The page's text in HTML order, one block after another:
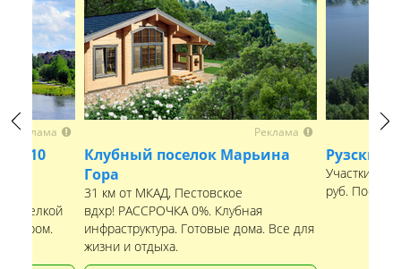
Previous
Реклама
от 10
отделкой
Реклама
Клубный поселок Марьина
Гора
31 км от МКАД, Пестовское
вдхр! РАССРОЧКА 0%. Клубная
инфраструктура. Готовые дома. Все для
жизни и отдыха.
Рузские
Участки
руб.